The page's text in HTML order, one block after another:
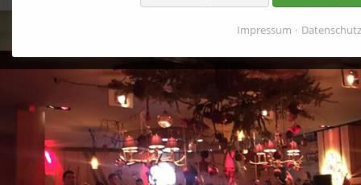
externen
Basisfunktionen
der
Website
Impressum Datenschutz